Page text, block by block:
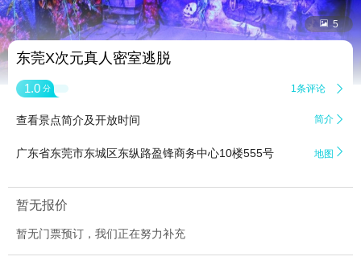
 5
东莞X次元真人密室逃脱
1.0 分 1条评论 
查看景点简介及开放时间 简介 
广东省东莞市东城区东纵路盈锋商务中心10楼555号 地图 
暂无报价
暂无门票预订，我们正在努力补充